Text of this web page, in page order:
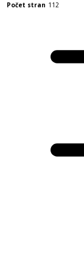
Počet stran 112